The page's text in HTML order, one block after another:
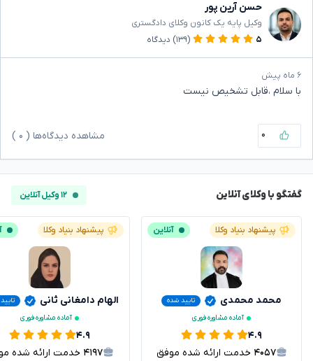
حسن آرین پور
وکیل پایه یک کانون وکلای دادگستری
۵
(۱۳۹) دیدگاه
۶ ماه پیش
با سلام ،قابل تشخیص نیست
۰ مشاهده دیدگاه‌ها ( ۰
گفتگو با وکلای آنلاین ۱۲ وکیل آنلاین
پیشنهاد بنیاد وکلا آنلاین
محمد محمدی
تایید شده
آماده مشاوره فوری
۴.۹
۴۰۵۷ خدمت ارائه شده موفق
پیشنهاد بنیاد وکلا
الهام دامغانی ثانی
آماده مشاوره فوری
۴.۹
۴۱۹۷ خدمت ارائه شده موفق